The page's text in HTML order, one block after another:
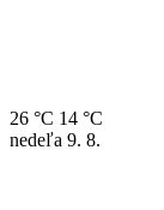
26 °C 14 °C
nedeľa 9. 8.